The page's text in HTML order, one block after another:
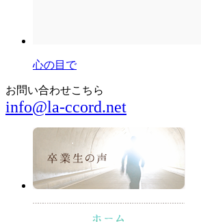
心の目で
お問い合わせこちら
info@la-ccord.net